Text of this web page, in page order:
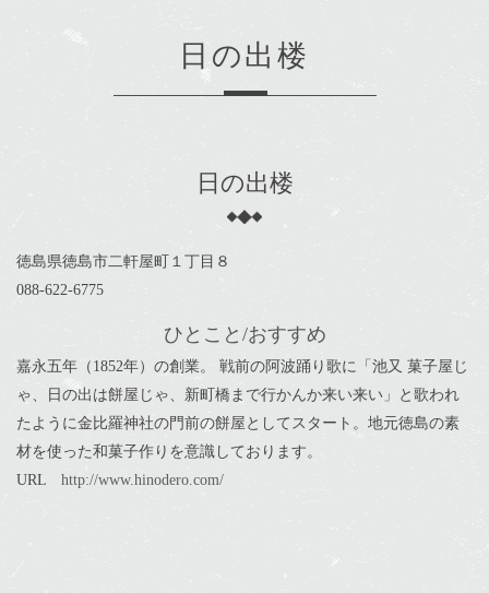
日の出楼
日の出楼
徳島県徳島市二軒屋町１丁目８
088-622-6775
ひとこと/おすすめ
嘉永五年（1852年）の創業。 戦前の阿波踊り歌に「池又 菓子屋じ
ゃ、日の出は餅屋じゃ、新町橋まで行かんか来い来い」と歌われ
たように金比羅神社の門前の餅屋としてスタート。地元徳島の素
材を使った和菓子作りを意識しております。
URL http://www.hinodero.com/